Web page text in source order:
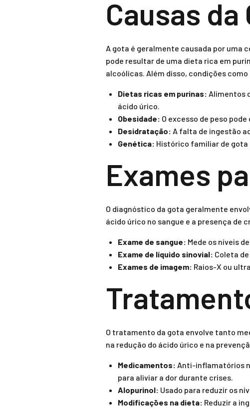
Causas
A gota é geralmente causada por uma
pode resultar de uma dieta rica em
alcoólicas. Além disso, condições
Dietas ricas em purinas: Alimentos
ácido úrico.
Obesidade: O excesso de peso
Desidratação: A falta de ingestão
Genética: Histórico familiar de gota
Exames
O diagnóstico da gota geralmente
ácido úrico no sangue e a presença de
Exame de sangue: Mede os níveis
Exame de líquido sinovial: Coleta
Exames de imagem: Raios-X ou
O tratamento da gota envolve tanto
na redução do ácido úrico e na
Medicamentos: Anti-inflamatórios
para aliviar a dor durante crises.
Alopurinol: Usado para reduzir os
Modificações na dieta: Reduzir a